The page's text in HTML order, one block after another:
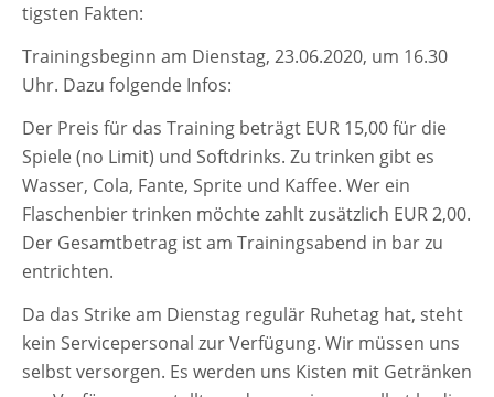
tigs­ten Fakten:
Trainingsbeginn am Dienstag, 23.06.2020, um 16.30
Uhr. Dazu fol­gen­de Infos:
Der Preis für das Training beträgt EUR 15,00 für die
Spiele (no Limit) und Softdrinks. Zu trin­ken gibt es
Wasser, Cola, Fante, Sprite und Kaffee. Wer ein
Flaschenbier trin­ken möch­te zahlt zusätz­lich EUR 2,00.
Der Gesamtbetrag ist am Trainingsabend in bar zu
ent­rich­ten.
Da das Strike am Dienstag regu­lär Ruhetag hat, steht
kein Servicepersonal zur Verfügung. Wir müs­sen uns
selbst ver­sor­gen. Es wer­den uns Kisten mit Getränken